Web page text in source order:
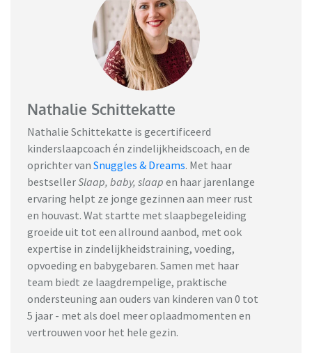
Nathalie Schittekatte
Nathalie Schittekatte is gecertificeerd
kinderslaapcoach én zindelijkheidscoach, en de
oprichter van Snuggles & Dreams. Met haar
bestsellerSlaap, baby, slaap en haar jarenlange
ervaring helpt ze jonge gezinnen aan meer rust
en houvast. Wat startte met slaapbegeleiding
groeide uit tot een allround aanbod, met ook
expertise in zindelijkheidstraining, voeding,
opvoeding en babygebaren. Samen met haar
team biedt ze laagdrempelige, praktische
ondersteuning aan ouders van kinderen van 0 tot
5 jaar - met als doel meer oplaadmomenten en
vertrouwen voor het hele gezin.